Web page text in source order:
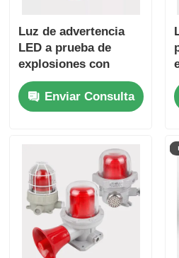
Luz de advertencia
LED a prueba de
explosiones con
sirena
Enviar Consulta